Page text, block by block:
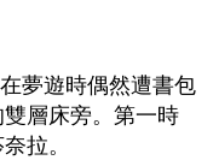
夢遊時偶然遭書包
層床旁。第一時
拉。